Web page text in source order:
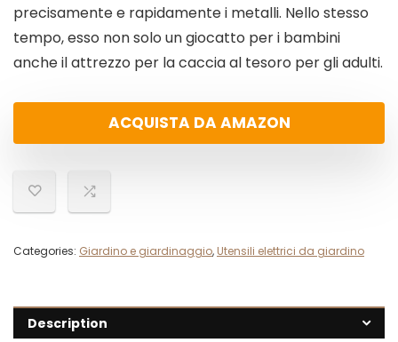
precisamente e rapidamente i metalli. Nello stesso
tempo, esso non solo un giocatto per i bambini
anche il attrezzo per la caccia al tesoro per gli adulti.
ACQUISTA DA AMAZON
Categories: Giardino e giardinaggio, Utensili elettrici da giardino
Description